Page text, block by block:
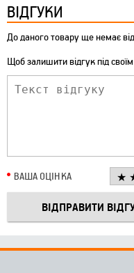
ВІДГУКИ
До даного товару ще немає
Щоб залишити відгук під
ВАША ОЦІНКА